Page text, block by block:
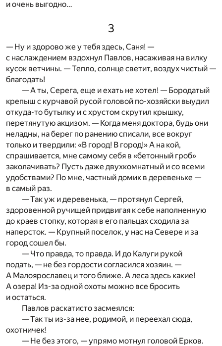
и очень выгодно…
3
— Ну и здорово же у тебя здесь, Саня! —
с наслаждением вздохнул Павлов, насаживая на вилку
кусок ветчины. — Тепло, солнце светит, воздух чистый —
благодать!
— А ты, Серега, еще и ехать не хотел! — Бородатый
крепыш с курчавой русой головой по-хозяйски выудил
откуда-то бутылку и с хрустом скрутил крышку,
перетянутую акцизом. — Когда меня доктора, будь они
неладны, на берег по ранению списали, все вокруг
только и твердили: «В город! В город!» А на кой,
спрашивается, мне самому себя в «бетонный гроб»
заколачивать? Пусть даже двухкомнатный и со всеми
удобствами? По мне, частный домик в деревеньке —
в самый раз.
— Так уж и деревенька, — протянул Сергей,
здоровенной ручищей придвигая к себе наполненную
до краев стопку, которая в его пальцах сходила за
наперсток. — Крупный поселок, у нас на Севере и за
город сошел бы.
— Что правда, то правда. И до Калуги рукой
подать, — не без гордости согласился хозяин. —
А Малоярославец и того ближе. А леса здесь какие!
А озера! Из-за одной охоты можно все бросить
и остаться.
Павлов раскатисто засмеялся:
— Так ты из-за нее, родимой, и переехал сюда,
охотничек!
— Не без этого, — упрямо мотнул головой Ерков.